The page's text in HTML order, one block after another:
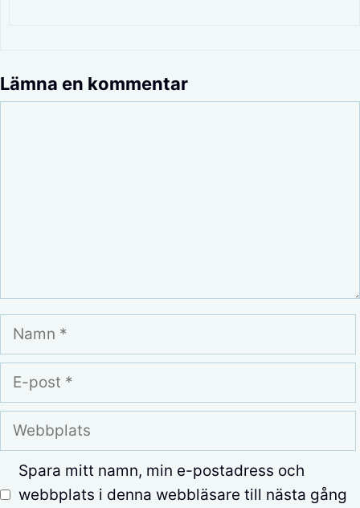
Lämna en kommentar
Namn
E-
post
Webbplats
Spara mitt namn, min e-postadress och
webbplats i denna webbläsare till nästa gång